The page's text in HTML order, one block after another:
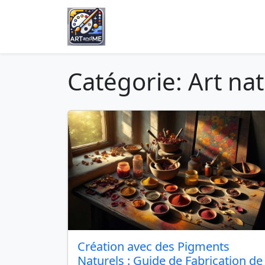
Catégorie: Art
Création avec des Pigments
Naturels : Guide de Fabrication de